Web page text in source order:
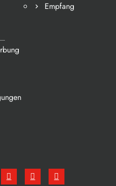
Empfang